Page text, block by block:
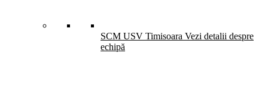
SCM USV Timisoara Vezi detalii despre
echipă